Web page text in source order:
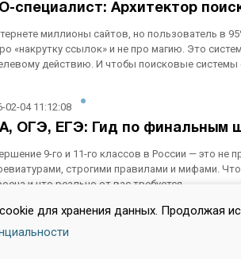
специалист: Архитектор
миллионы сайтов, но пользователь в
«накрутку ссылок» и не про магию. Это
действию. И чтобы поисковые системы
02-04 11:12:08
ОГЭ, ЕГЭ: Гид по финальным
9-го и 11-го классов в России — это не
строгими правилами и мифами.
и что реально от вас требуется.
для хранения данных. Продолжая